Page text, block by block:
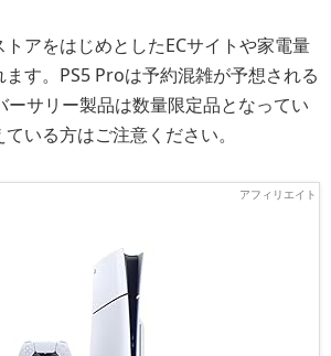
アをはじめとしたECサイトや家電量
す。PS5 Proは予約混雑が予想される
ーサリー製品は数量限定品となってい
いる方はご注意ください。